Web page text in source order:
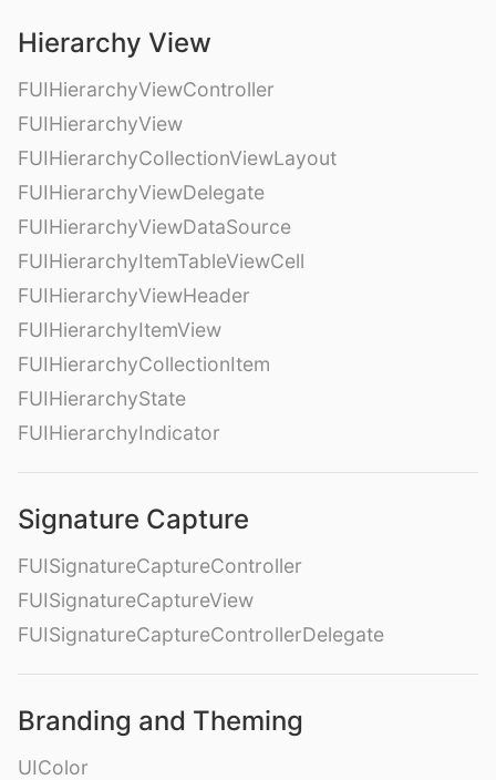
Hierarchy View
FUIHierarchyViewController
FUIHierarchyView
FUIHierarchyCollectionViewLayout
FUIHierarchyViewDelegate
FUIHierarchyViewDataSource
FUIHierarchyItemTableViewCell
FUIHierarchyViewHeader
FUIHierarchyItemView
FUIHierarchyCollectionItem
FUIHierarchyState
FUIHierarchyIndicator
Signature Capture
FUISignatureCaptureController
FUISignatureCaptureView
FUISignatureCaptureControllerDelegate
Branding and Theming
UIColor